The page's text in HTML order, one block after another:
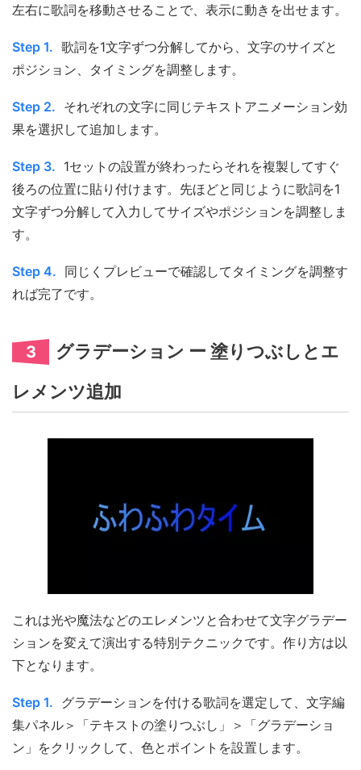
左右に歌詞を移動させることで、表示に動きを出せます。
Step 1. 歌詞を1文字ずつ分解してから、文字のサイズと
ポジション、タイミングを調整します。
Step 2. それぞれの文字に同じテキストアニメーション効
果を選択して追加します。
Step 3. 1セットの設置が終わったらそれを複製してすぐ
後ろの位置に貼り付けます。先ほどと同じように歌詞を1
文字ずつ分解して入力してサイズやポジションを調整しま
す。
Step 4. 同じくプレビューで確認してタイミングを調整す
れば完了です。
3
グラデーション ー 塗りつぶしとエ
レメンツ追加
これは光や魔法などのエレメンツと合わせて文字グラデー
ションを変えて演出する特別テクニックです。作り方は以
下となります。
Step 1. グラデーションを付ける歌詞を選定して、文字編
集パネル＞「テキストの塗りつぶし」＞「グラデーショ
ン」をクリックして、色とポイントを設置します。